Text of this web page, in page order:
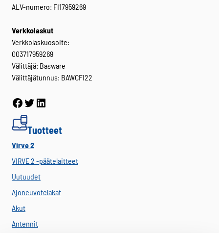
ALV-numero: FI17959269
Verkkolaskut
Verkkolaskuosoite:
003717959269
Välittäjä: Basware
Välittäjätunnus: BAWCFI22
Tuotteet
Virve 2
VIRVE 2 -päätelaitteet
Uutuudet
Ajoneuvotelakat
Akut
Antennit